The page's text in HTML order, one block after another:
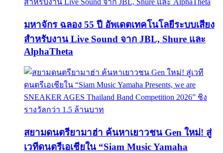
มหาจักร ฉลอง 55 ปี อัพเดตเทคโนโลยีระบบเสียง
สำหรับงาน Live Sound จาก JBL, Shure และ
AlphaTheta
สยามดนตรียามาฮ่า ค้นหาเยาวชน Gen ใหม่! สู่
เวทีดนตรีเอเชียใน “Siam Music Yamaha